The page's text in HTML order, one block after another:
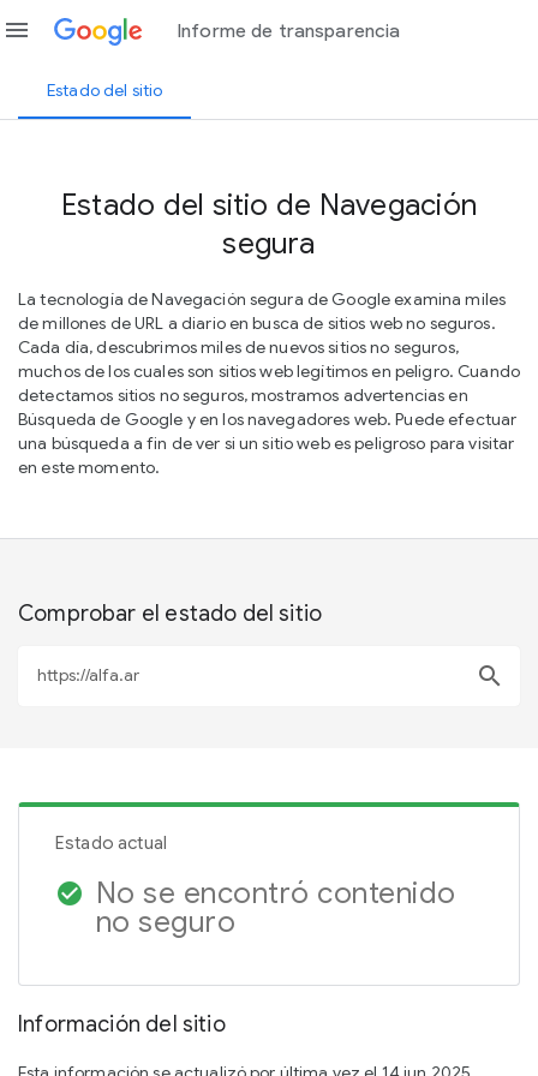
menu Informe de transparencia
Estado del sitio
Estado del sitio de Navegación
segura
La tecnología de Navegación segura de Google examina miles
de millones de URL a diario en busca de sitios web no seguros.
Cada día, descubrimos miles de nuevos sitios no seguros,
muchos de los cuales son sitios web legítimos en peligro. Cuando
detectamos sitios no seguros, mostramos advertencias en
Búsqueda de Google y en los navegadores web. Puede efectuar
una búsqueda a fin de ver si un sitio web es peligroso para visitar
en este momento.
Comprobar el estado del sitio
search
Estado actual
check_circle No se encontró contenido
no seguro
Información del sitio